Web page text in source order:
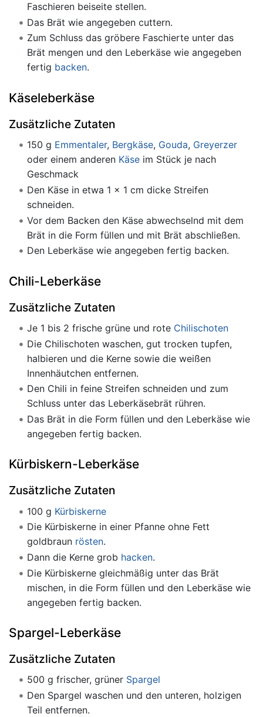
Faschieren beiseite stellen.
Das Brät wie angegeben cuttern.
Zum Schluss das gröbere Faschierte unter das
Brät mengen und den Leberkäse wie angegeben
fertig backen.
Käseleberkäse
Zusätzliche Zutaten
150 g Emmentaler, Bergkäse, Gouda, Greyerzer
oder einem anderen Käseim Stück je nach
Geschmack
Den Käse in etwa 1 x 1 cm dicke Streifen
schneiden.
Vor dem Backen den Käse abwechselnd mit dem
Brät in die Form füllen und mit Brät abschließen.
Den Leberkäse wie angegeben fertig backen.
Chili-Leberkäse
Zusätzliche Zutaten
Je 1 bis 2 frische grüne und rote Chilischoten
Die Chilischoten waschen, gut trocken tupfen,
halbieren und die Kerne sowie die weißen
Innenhäutchen entfernen.
Den Chili in feine Streifen schneiden und zum
Schluss unter das Leberkäsebrät rühren.
Das Brät in die Form füllen und den Leberkäse wie
angegeben fertig backen.
Kürbiskern-Leberkäse
Zusätzliche Zutaten
100 g Kürbiskerne
Die Kürbiskerne in einer Pfanne ohne Fett
goldbraun rösten.
Dann die Kerne grob hacken.
Die Kürbiskerne gleichmäßig unter das Brät
mischen, in die Form füllen und den Leberkäse wie
angegeben fertig backen.
Spargel-Leberkäse
Zusätzliche Zutaten
500 g frischer, grüner Spargel
Den Spargel waschen und den unteren, holzigen
Teil entfernen.